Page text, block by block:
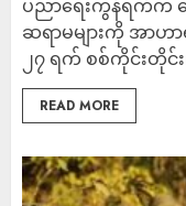
ပညာရေးကွန်ရက်က က
ဆရာမများကို အာဟ
၂၇ ရက် စစ်ကိုင်းတိုင်း
READ MORE